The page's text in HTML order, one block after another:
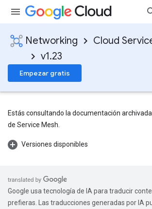
Networking
Cloud
v1.23
Empezar gratis
Estás consultando la documentación
de Service Mesh.
Versiones disponibles
Google usa tecnología de IA para traducir
prefieras. Las traducciones generadas por IA